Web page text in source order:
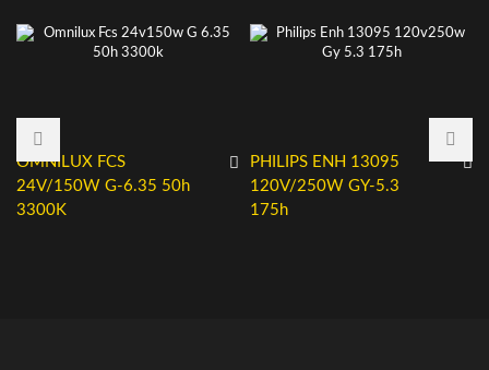
OMNILUX FCS
24V/150W G-6.35 50h
3300K
PHILIPS ENH 13095
120V/250W GY-5.3
175h